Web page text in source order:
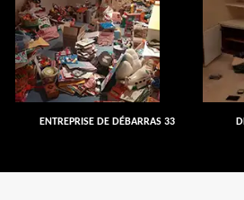
ENTREPRISE DE DÉBARRAS 33